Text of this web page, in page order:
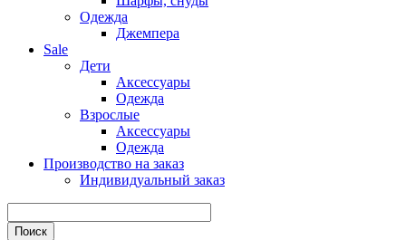
Одежда
Джемпера
Sale
Дети
Аксессуары
Одежда
Взрослые
Аксессуары
Одежда
Производство на заказ
Индивидуальный заказ